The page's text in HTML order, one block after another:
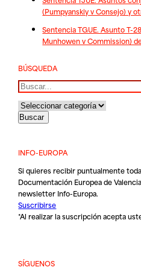
(Pumpyanskiy v Consejo) y
Sentencia TGUE. Asunto T-
Munhowen v Commission)
BÚSQUEDA
Buscar
INFO-EUROPA
Si quieres recibir puntualmente
Documentación Europea de
newsletter Info-Europa.
Suscribirse
*Al realizar la suscripción acepta
SÍGUENOS